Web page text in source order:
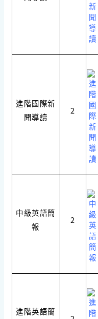
進階國際新
聞導讀
2
中級英語簡
報
2
進階英語簡